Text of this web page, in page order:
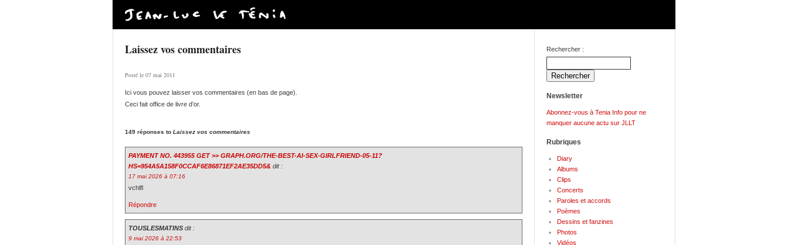
Laissez vos commentaires
Posté le 07 mai 2011
Ici vous pouvez laisser vos commentaires (en bas de page).
Ceci fait office de livre d’or.
149 réponses to Laissez vos commentaires
PAYMENT NO. 443955 GET >> GRAPH.ORG/THE-BEST-AI-SEX-GIRLFRIEND-05-11?
HS=954A5A158F0CCAF6E86871EF2AE35DD5& dit :
17 mai 2026 à 07:16
vchlfl
Répondre
TOUSLESMATINS dit :
9 mai 2026 à 22:53
Rechercher :
Newsletter
Abonnez-vous à Tenia Info pour ne
manquer aucune actu sur JLLT
Rubriques
Diary
Albums
Clips
Concerts
Paroles et accords
Poèmes
Dessins et fanzines
Photos
Vidéos